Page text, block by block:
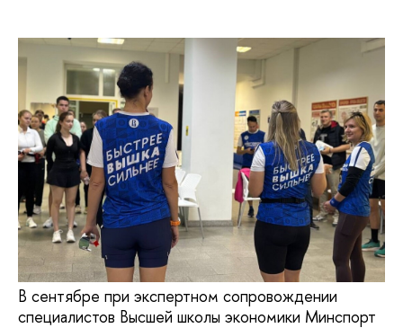
В сентябре при экспертном сопровождении
специалистов Высшей школы экономики Минспорт